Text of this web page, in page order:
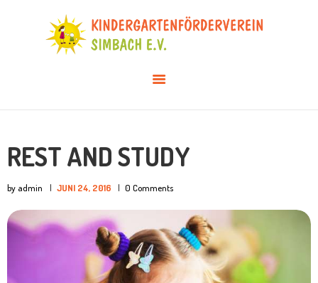
AKTUELLES
ÜBER UNS
INFOS & DOWNLOADS
MITGLIED WERDEN
REST AND STUDY
by admin JUNI 24, 2016 0 Comments